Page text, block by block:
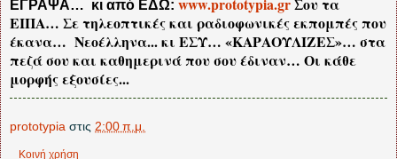
ΕΓΡΑΨΑ… κι από ΕΔΩ:
ΕΙΠΑ… Σε τηλεοπτικές και ραδιοφωνικές εκπομπές που
έκανα… Νεοέλληνα... κι ΕΣΥ… «ΚΑΡΑΟΥΛΙΖΕΣ»… στα
πεζά σου και καθημερινά που σου έδιναν… Οι κάθε
μορφής εξουσίες...
prototypia στις 2:00 π.μ.
Κοινή χρήση